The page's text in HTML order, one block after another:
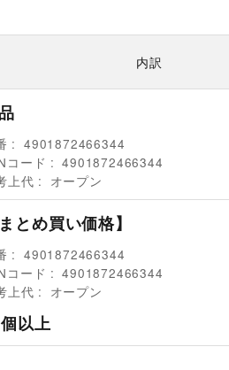
内訳
4901872466344
コード
4901872466344
上代
オープン
まとめ買い価格】
4901872466344
コード
4901872466344
上代
オープン
以上